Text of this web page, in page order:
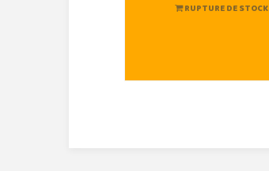
RUPTURE DE STOCK